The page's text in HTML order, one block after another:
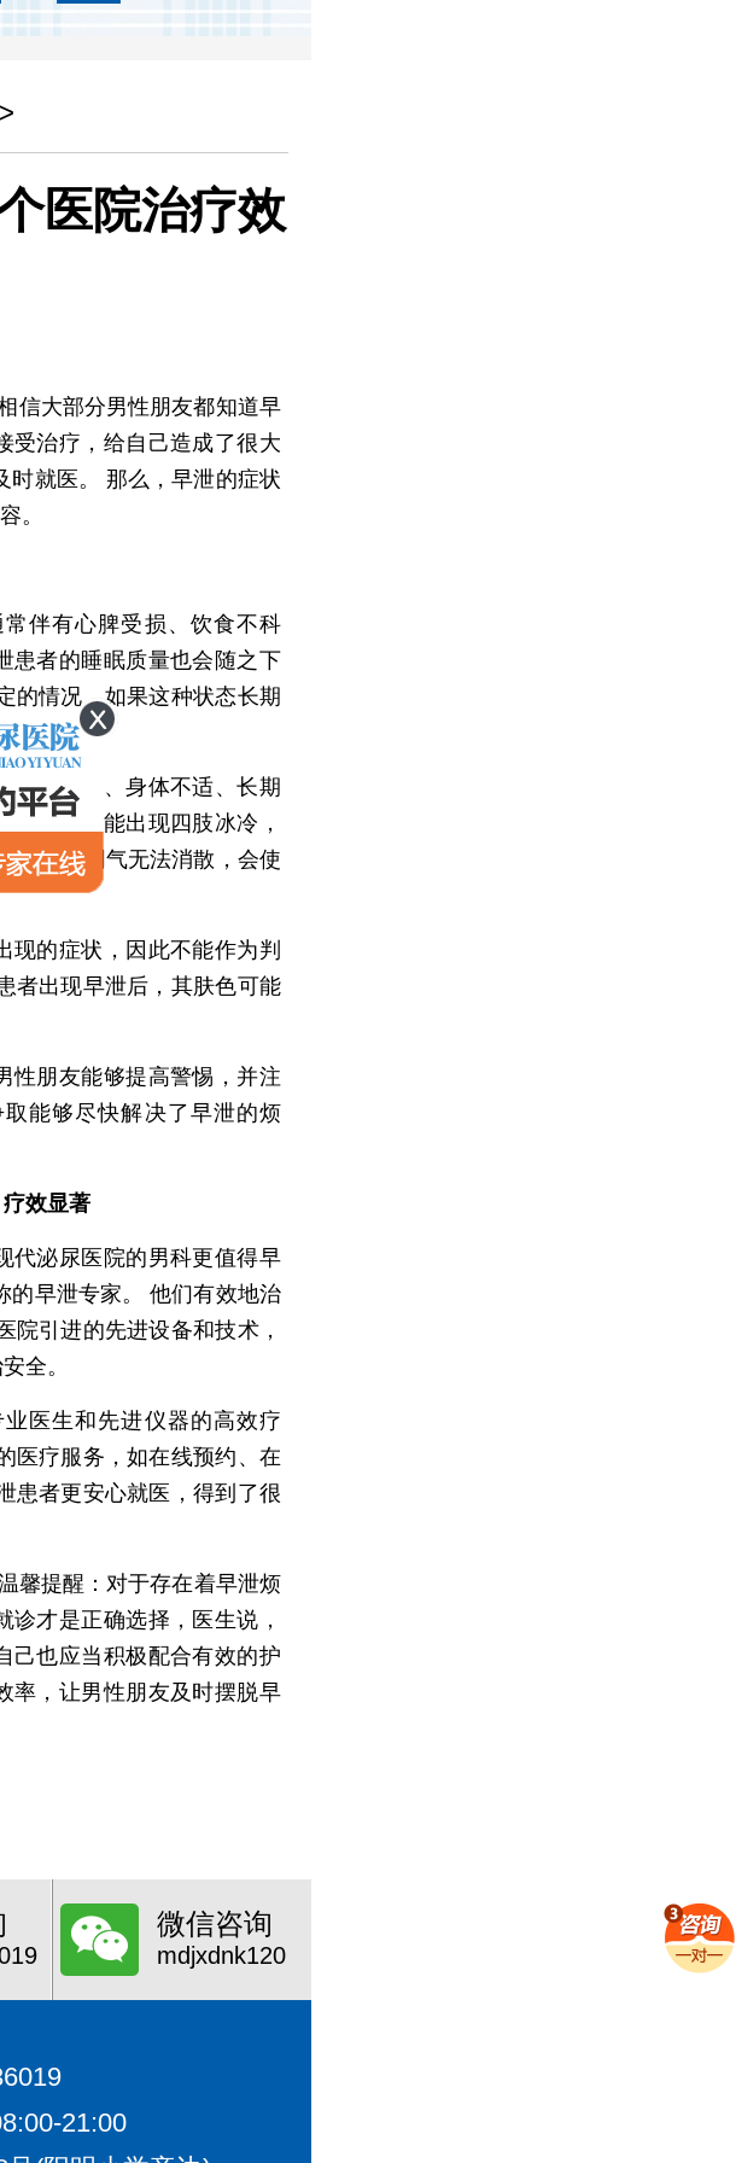
>
医院治疗效
大部分男性朋友都知道早
受治疗，给自己造成了很大
时就医。 那么，早泄的症状
。
伴有心脾受损、饮食不科
患者的睡眠质量也会随之下
的情况，如果这种状态长期
志不清、身体不适、长期
者还可能出现四肢冰冷，
积蓄的阴气无法消散，会使
的症状，因此不能作为判
者出现早泄后，其肤色可能
朋友能够提高警惕，并注
能够尽快解决了早泄的烦
效显著
泌尿医院的男科更值得早
的早泄专家。 他们有效地治
院引进的先进设备和技术，
全。
医生和先进仪器的高效疗
医疗服务，如在线预约、在
患者更安心就医，得到了很
馨提醒：对于存在着早泄烦
才是正确选择，医生说，
己也应当积极配合有效的护
率，让男性朋友及时摆脱早
微信咨询
mdjxdnk120
21:00